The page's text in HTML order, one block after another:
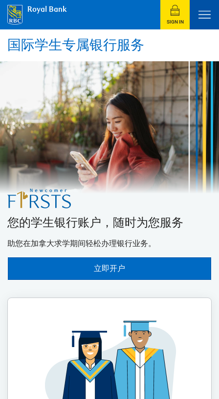
Royal Bank
SIGN IN
国际学生专属银行服务
您的学生银行账户，随时为您服务
助您在加拿大求学期间轻松办理银行业务。
立即开户